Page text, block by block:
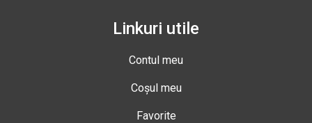
Linkuri utile
Contul meu
Coșul meu
Favorite